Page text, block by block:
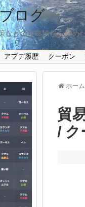
ログ
などの攻略情報を纏め
アプデ履歴 クーポン
ホーム
貿
/ ク